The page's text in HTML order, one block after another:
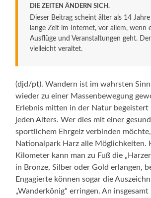
DIE ZEITEN ÄNDERN SICH.
Dieser Beitrag scheint älter als 14
lange Zeit im Internet, vor allem, wenn
Ausflüge und Veranstaltungen geht.
vielleicht veraltet.
(djd/pt). Wandern ist im wahrsten
wieder zu einer Massenbewegung
Erlebnis mitten in der Natur begeistert
jeden Alters. Wer dies mit einer
sportlichem Ehrgeiz verbinden
Nationalpark Harz alle Möglichkeiten.
Kilometer kann man zu Fuß die
in Bronze, Silber oder Gold erlangen,
Engagierte können sogar die
„Wanderkönig“ erringen. An insgesamt